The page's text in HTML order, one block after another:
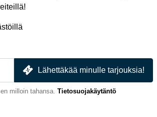
Lähettäkää minulle tarjouksia!
milloin tahansa. Tietosuojakäytäntö